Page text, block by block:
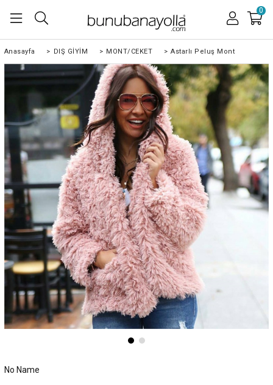
0
Anasayfa > DIŞ GİYİM > MONT/CEKET > Astarlı Peluş Mont
No Name